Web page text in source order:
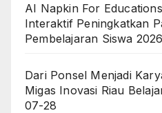
AI Napkin For
Interaktif Peningkatkan
Pembelajaran Siswa
Dari Ponsel Menjadi
Migas Inovasi Riau
07-28